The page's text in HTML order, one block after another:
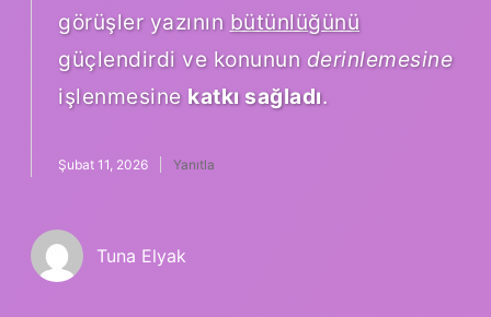
görüşler yazının bütünlüğünü
güçlendirdi ve konunun derinlemesine
işlenmesine katkı sağladı.
Şubat 11, 2026 Yanıtla
Tuna Elyak